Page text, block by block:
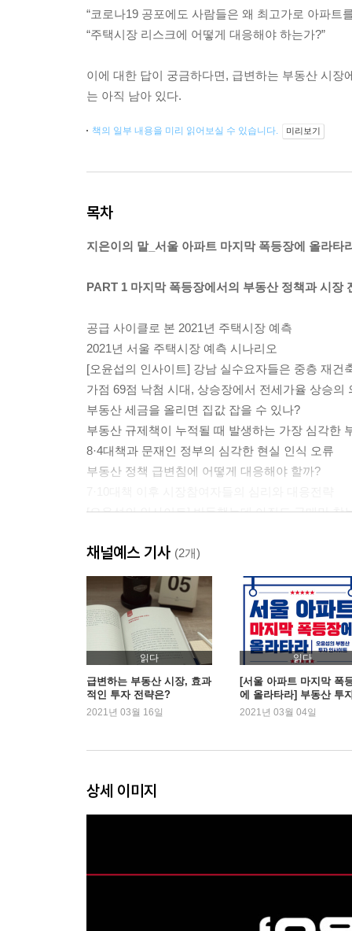
“코로나19 공포에도 사람들은 왜 최고가로 아파트
“주택시장 리스크에 어떻게 대응해야 하는가?”
이에 대한 답이 궁금하다면, 급변하는 부동산 시
는 아직 남아 있다.
책의 일부 내용을 미리 읽어보실 수 있습니다. 미리보기
목차
지은이의 말_서울 아파트 마지막 폭등장에 올라타
PART 1 마지막 폭등장에서의 부동산 정책과 시장
공급 사이클로 본 2021년 주택시장 예측
2021년 서울 주택시장 예측 시나리오
[오윤섭의 인사이트] 강남 실수요자들은 중층 재건
가점 69점 낙첨 시대, 상승장에서 전세가율 상승의
부동산 세금을 올리면 집값 잡을 수 있나?
부동산 규제책이 누적될 때 발생하는 가장 심각한
8·4대책과 문재인 정부의 심각한 현실 인식 오류
부동산 정책 급변침에 어떻게 대응해야 할까?
[오윤섭의 인사이트] 반등했는데 아직도 급매만 찾
참여정부와 문재인 정부 집권 4년차에 집값이 폭등
한국과 미국 집값은 왜 2020년 6월에 폭등했을까?
12·16대책에 선제적으로 대응하고 싶다면
[오윤섭의 인사이트] 보유기간이 투자처와 매수 타
종부세를 올리면 왜 고가 아파트 전셋값이 급등할
문재인 정부는 왜 10차례 규제책에도 집값을 잡지
국토부 장관 말처럼 2019년 12월 이후 집값이 잡힐
[오윤섭의 인사이트] 조정장세에서 반등 신호는 어
문재인 정부의 공급 축소 효과가 시작되었다
미분양과 인허가 실적의 동반 감소가 의미하는 것
서울 1급지 정비사업의 공급절벽이 다가오고 있다
다주택자를 괴롭히면 시장에 어떤 일이 일어날까?
6억 원, 9억 원, 15억 원 허들은 언제 뚫릴까?
채널예스 기사 (2개)
읽다
급변하는 부동산 시장, 효과
적인 투자 전략은?
2021년 03월 16일
읽다
[서울 아파트 마지막 폭
에 올라타라] 부동산 투
인사이트
2021년 03월 04일
상세 이미지